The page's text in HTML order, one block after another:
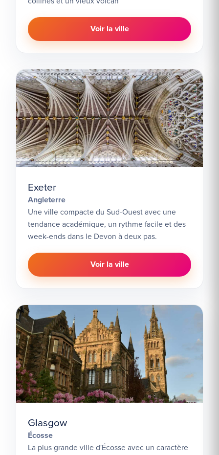
Voir la ville
Exeter
Angleterre
Une ville compacte du Sud-Ouest avec une
tendance académique, un rythme facile et des
week-ends dans le Devon à deux pas.
Voir la ville
Glasgow
Écosse
La plus grande ville d'Écosse avec un caractère